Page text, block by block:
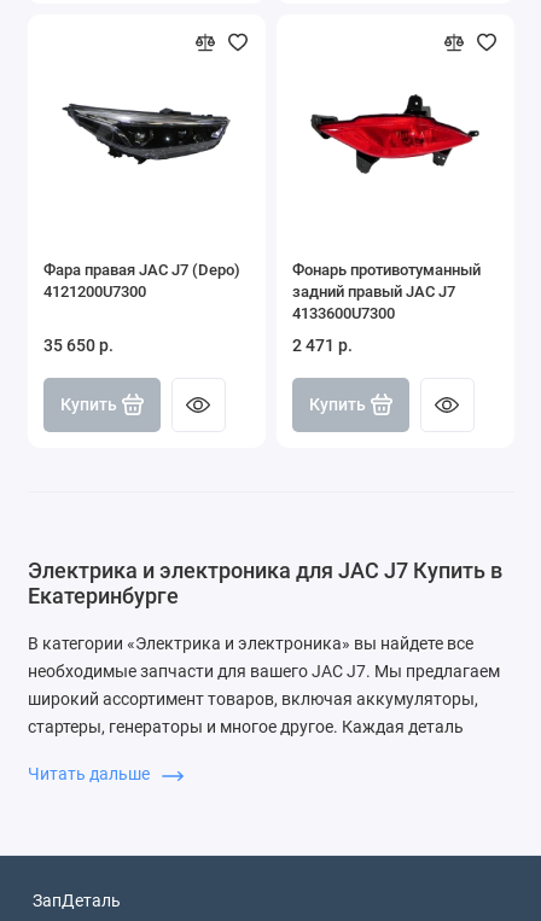
Фара правая JAC J7 (Depo)
4121200U7300
35 650 р.
Купить
Фонарь противотуманный
задний правый JAC J7
4133600U7300
2 471 р.
Купить
Электрика и электроника для JAC J7 Купить в
Екатеринбурге
В категории «Электрика и электроника» вы найдете все
необходимые запчасти для вашего JAC J7. Мы предлагаем
широкий ассортимент товаров, включая аккумуляторы,
стартеры, генераторы и многое другое. Каждая деталь
автомобиля.
цены и быструю доставку. Наша команда профессионалов
Читать дальше
ЗапДеталь